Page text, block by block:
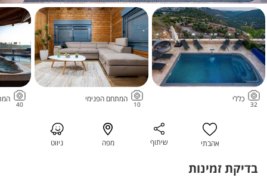
32
כללי
10
המתחם הפנימי
40
אהבתי שיתוף מפה ניווט
בדיקת זמינות